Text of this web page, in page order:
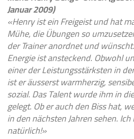
Januar 2009)
«Henry ist ein Freigeist und hat
Mühe, die Übungen so
der Trainer anordnet und
Energie ist ansteckend. Obwohl
einer der Leistungsstärksten in
ist er äusserst warmherzig,
sozial. Das Talent wurde ihm in
gelegt. Ob er auch den Biss hat,
in den nächsten Jahren sehen.
natürlich!»